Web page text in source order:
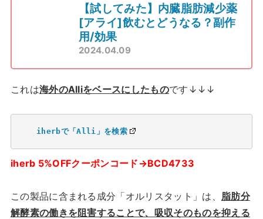
【試してみた】内臓脂肪減少薬
[アライ]飲むとどうなる？副作
用/効果
2024.04.09
これは海外のAlliをベースにしたものです↓↓↓
iherbで「Alli」を検索
iherb 5%OFFクーポンコード→BCD4733
この製品に含まれる成分「オルリスタット」は、 脂肪分
解酵素の働きを阻害することで、吸収そのものを抑える